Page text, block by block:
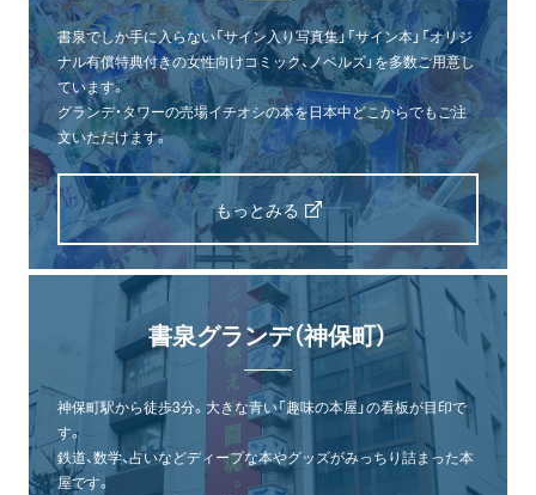
書泉でしか手に入らない「サイン入り写真集」「サイン本」「オリジ
ナル有償特典付きの女性向けコミック、ノベルズ」を多数ご用意し
ています。
グランデ・タワーの売場イチオシの本を日本中どこからでもご注
文いただけます。
もっとみる
書泉グランデ（神保町）
神保町駅から徒歩3分。大きな青い「趣味の本屋」の看板が目印で
す。
鉄道、数学、占いなどディープな本やグッズがみっちり詰まった本
屋です。